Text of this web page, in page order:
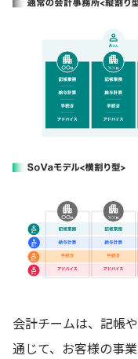
会計チームは、記帳
通じて、お客様の事